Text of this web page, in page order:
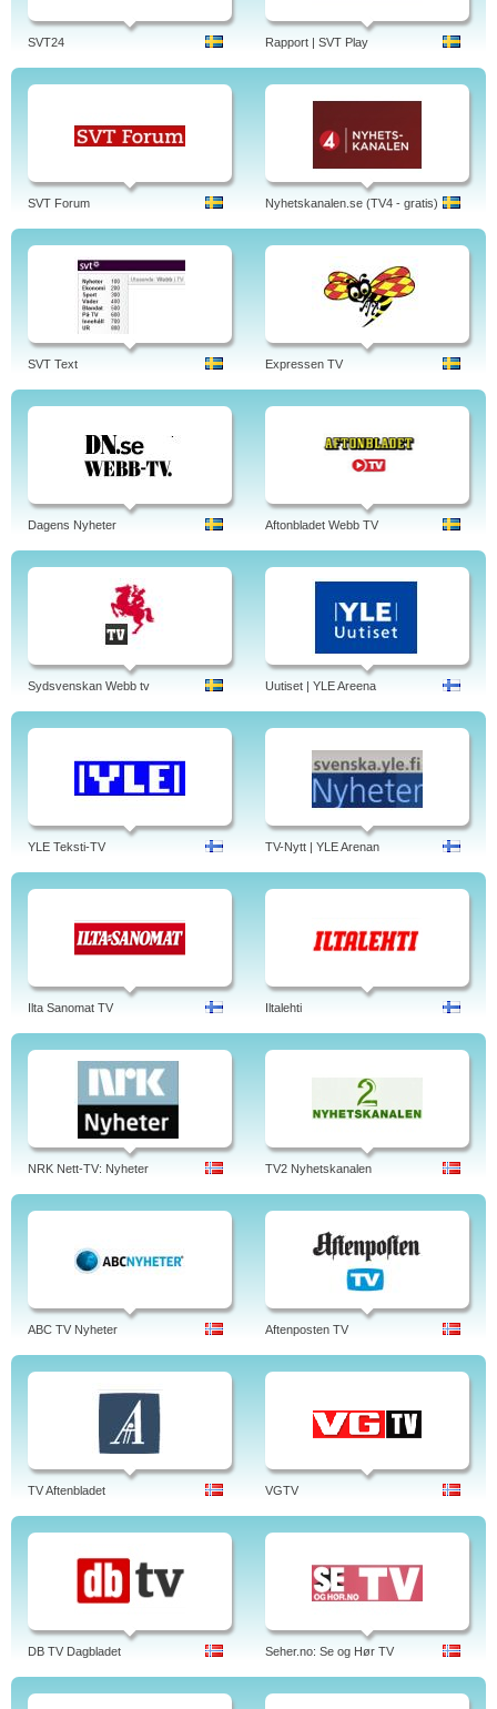
SVT24 Rapport | SVT Play
SVT Forum Nyhetskanalen.se (TV4 - gratis)
SVT Text Expressen TV
Dagens Nyheter Aftonbladet Webb TV
Sydsvenskan Webb tv Uutiset | YLE Areena
YLE Teksti-TV TV-Nytt | YLE Arenan
Ilta Sanomat TV Iltalehti
NRK Nett-TV: Nyheter TV2 Nyhetskanalen
ABC TV Nyheter Aftenposten TV
TV Aftenbladet VGTV
DB TV Dagbladet Seher.no: Se og Hør TV